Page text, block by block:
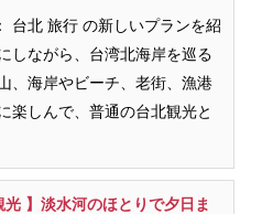
台北 旅行 の新しいプランを紹
しながら、台湾北海岸を巡る
、海岸やビーチ、老街、漁港
楽しんで、普通の台北観光と
光 】淡水河のほとりで夕日ま